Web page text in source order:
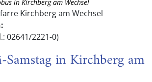
in Kirchberg am Wechsel
Kirchberg am Wechsel
02641/2221-0)
in Kirchberg am